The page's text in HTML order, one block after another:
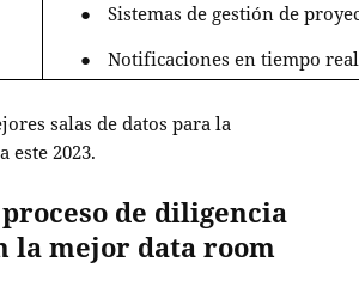
●
Sistemas de gestión de
●
Notificaciones en tiempo
salas de datos para la
este 2023.
de diligencia
la mejor data room